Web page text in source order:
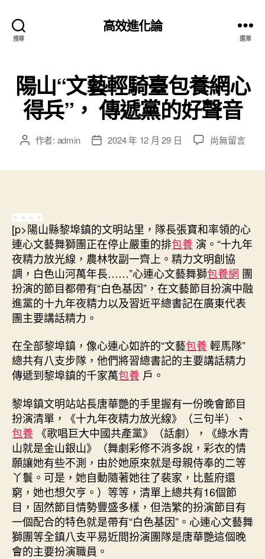
搜尋
高效進化論
選單
陽山“文藝輕騎臺包養網心
得兵”， 傳遞黨的好聲音
文 作者: admin
文 2024 年 12 月 29 日
在
臺
包
養
網
心
得
兵”，
黨
的
音〉
中
尚無留言
[p>陽山縣黎埠鎮的文明站里，隊長張寶和率領的心
連心文藝舞獅團正在停止嚴重的排包養演。“十九年
夜精力放光線，農林牧副一齊上。精力文明創協
調，白色山河萬年長……”心連心文藝舞獅包養網 團
扮演的節目都帶有“白色基因”，在文藝節目扮演中融
進黨的十九年夜精力以及習近平總書記在廣東代表
團主要講話精力。
在全部黎埠鎮，像心連心如許的“文藝包養輕馬隊”
總共有八支步隊，他們將習總書記的主要講話精力
傳遞到黎埠鎮的千家萬包養 戶。
黎埠鎮文明站站長唐華艷的手里握有一份晚會節目
扮演清單，《十九年夜精力放光線》（三句半）、
包養 《歌唱巨大中國共產黨》（話劇），《綠水青
山就是金山銀山》（舞劇彩修不消多說，彩衣的情
願讓她有些不測，由於她原來就是母親侍奉的二等
丫鬟。可是，她自動隨著她往了裴家，比藍府還
窮，她也想欠亨。）等等，清單上總共有16個節
目，固然節目情勢豐盛多樣，但浩繁的扮演節目有
一個配合的特色就是帶有“白色基因”。心連心文藝舞
獅團等全鎮八支平易近間扮演團隊是唐華艷這個晚
會的主要扮演職員。